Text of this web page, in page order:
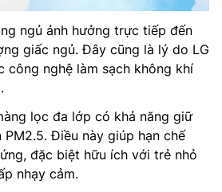
ngủ ảnh hưởng trực tiếp đến
giấc ngủ. Đây cũng là lý do LG
công nghệ làm sạch không khí
lọc đa lớp có khả năng giữ
Điều này giúp hạn chế
đặc biệt hữu ích với trẻ nhỏ
nhạy cảm.